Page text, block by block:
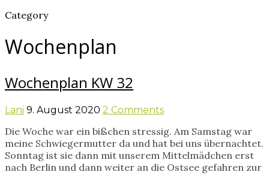
Category
Wochenplan
Wochenplan KW 32
Lani 9. August 2020 2 Comments
Die Woche war ein bißchen stressig. Am Samstag war
meine Schwiegermutter da und hat bei uns übernachtet.
Sonntag ist sie dann mit unserem Mittelmädchen erst
nach Berlin und dann weiter an die Ostsee gefahren zur